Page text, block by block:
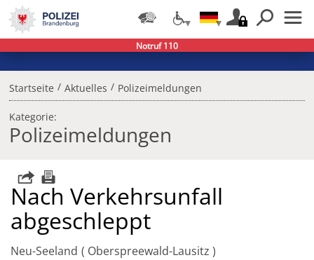
Startseite / Aktuelles / Polizeimeldungen
Kategorie:
Polizeimeldungen
Nach Verkehrsunfall
abgeschleppt
Neu-Seeland Oberspreewald-Lausitz
Notruf 110